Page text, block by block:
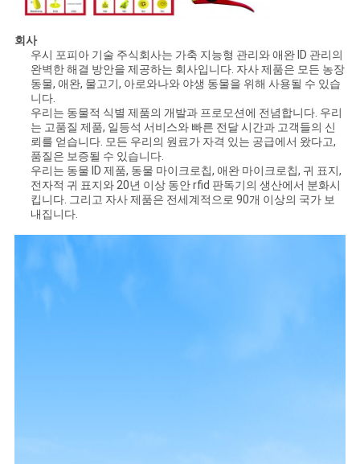
회사
우시 포피아 기술 주식회사는 가축 지능형 관리와 애완 ID 관리의
완벽한 해결 방안을 제공하는 회사입니다. 자사 제품은 모든 농장
동물, 애완, 물고기, 아로와나와 야생 동물을 위해 사용될 수 있습
니다.
우리는 동물적 식별 제품의 개발과 프로모션에 전념합니다. 우리
는 고품질 제품, 일등석 서비스와 빠른 전달 시간과 고객들의 신
뢰를 얻습니다. 모든 우리의 원료가 자격 있는 공급에서 왔다고,
품질은 보증될 수 있습니다.
우리는 동물 ID 제품, 동물 마이크로칩, 애완 마이크로칩, 귀 표지,
전자적 귀 표지와 20년 이상 동안 rfid 판독기의 생산에서 분화시
킵니다. 그리고 자사 제품은 전세계적으로 90개 이상의 국가 보
내집니다.